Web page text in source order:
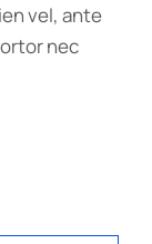
vel, ante
nec